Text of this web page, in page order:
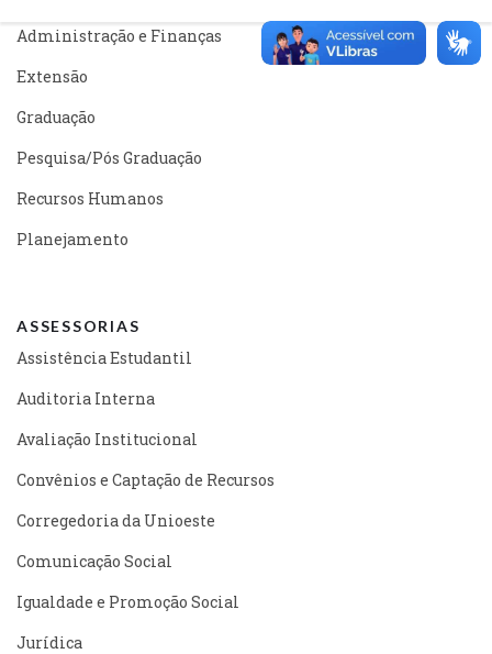
Administração e Finanças
Extensão
Graduação
Pesquisa/Pós Graduação
Recursos Humanos
Planejamento
ASSESSORIAS
Assistência Estudantil
Auditoria Interna
Avaliação Institucional
Convênios e Captação de Recursos
Corregedoria da Unioeste
Comunicação Social
Igualdade e Promoção Social
Jurídica